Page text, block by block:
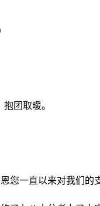
）
抱团取暖。
一直以来对我们